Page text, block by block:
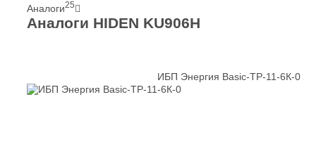
Аналоги25
Аналоги HIDEN KU906Н
ИБП Энергия Basic-ТР-11-6К-0